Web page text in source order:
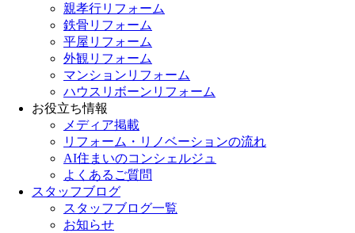
親孝行リフォーム
鉄骨リフォーム
平屋リフォーム
外観リフォーム
マンションリフォーム
ハウスリボーンリフォーム
お役立ち情報
メディア掲載
リフォーム・リノベーションの流れ
AI住まいのコンシェルジュ
よくあるご質問
スタッフブログ
スタッフブログ一覧
お知らせ